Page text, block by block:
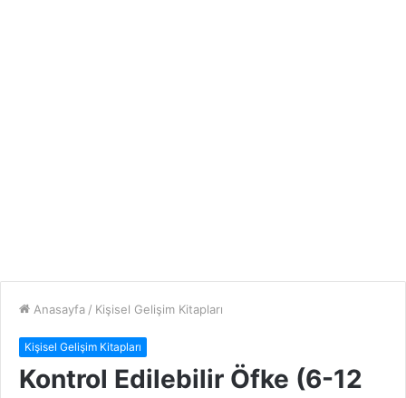
Anasayfa / Kişisel Gelişim Kitapları
Kişisel Gelişim Kitapları
Kontrol Edilebilir Öfke (6-12